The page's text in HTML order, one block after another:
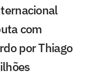
com
por Thiago